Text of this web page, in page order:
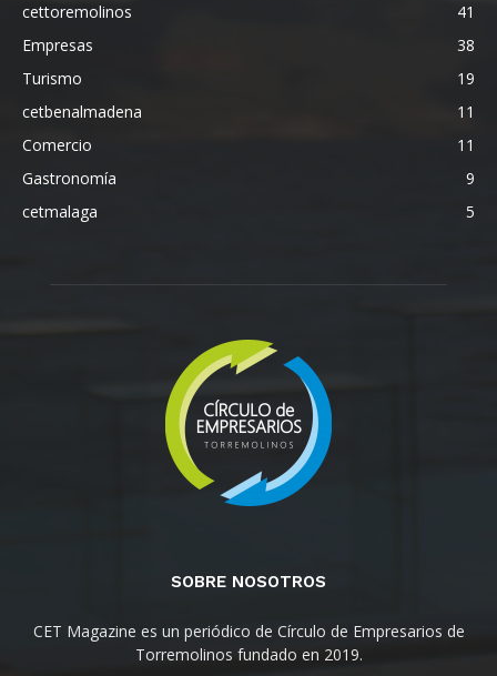
cettoremolinos
41
Empresas
38
Turismo
19
cetbenalmadena
11
Comercio
11
Gastronomía
9
cetmalaga
5
SOBRE NOSOTROS
CET Magazine es un periódico de Círculo de Empresarios de
Torremolinos fundado en 2019.